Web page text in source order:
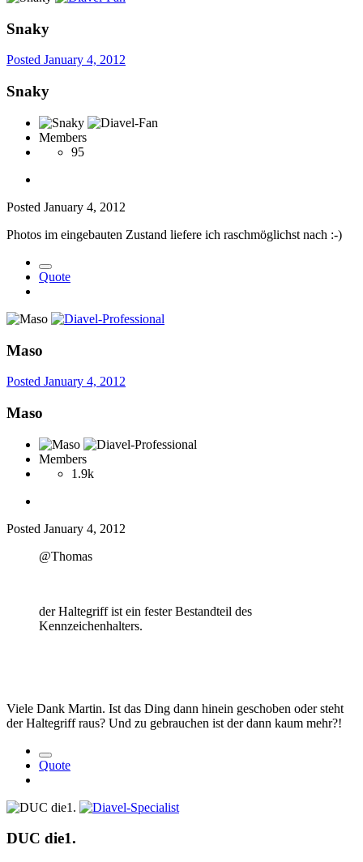
Snaky
Posted January 4, 2012
Snaky
Members
95
Posted January 4, 2012
Photos im eingebauten Zustand liefere ich raschmöglichst nach :-)
Quote
Maso
Posted January 4, 2012
Maso
Members
1.9k
Posted January 4, 2012
@Thomas
der Haltegriff ist ein fester Bestandteil des
Kennzeichenhalters.
Viele Dank Martin. Ist das Ding dann hinein geschoben oder steht
der Haltegriff raus? Und zu gebrauchen ist der dann kaum mehr?!
Quote
DUC die1.